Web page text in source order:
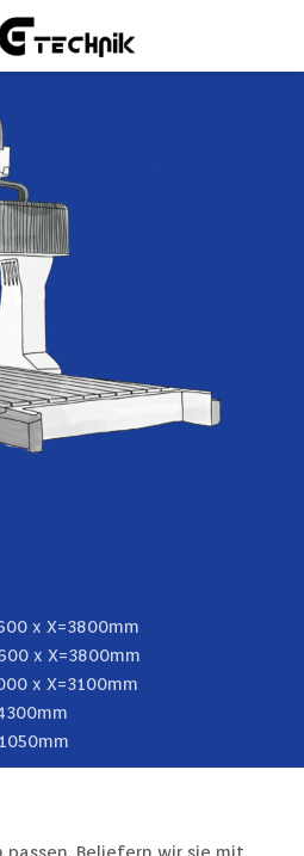
x X=3800mm
x X=3800mm
x X=3100mm